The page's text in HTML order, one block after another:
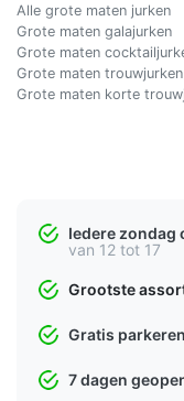
Alle grote maten jurken
Grote maten galajurken
Grote maten
Grote maten trouwjurken
Grote maten korte
Iedere zondag
van 12 tot 17
Grootste
Gratis parkeren
7 dagen